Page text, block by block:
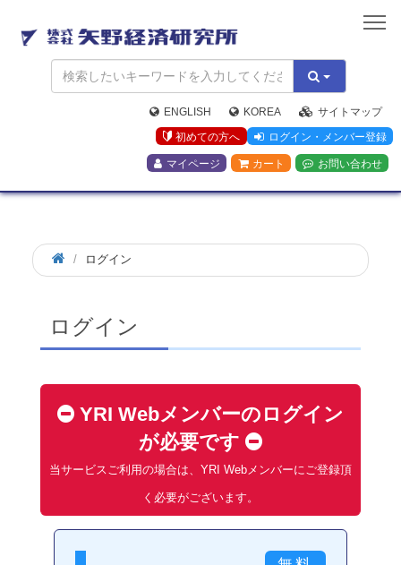
矢
野
経
済
研
究
所
ENGLISH KOREA
サイトマップ
初めての方へ
ログイン・メンバー登録
マイページ カート お問い合わせ
ログイン
ログイン
YRI Webメンバーのログイン
が必要です
当サービスご利用の場合は、YRI Webメンバーにご登録頂
く必要がございます。